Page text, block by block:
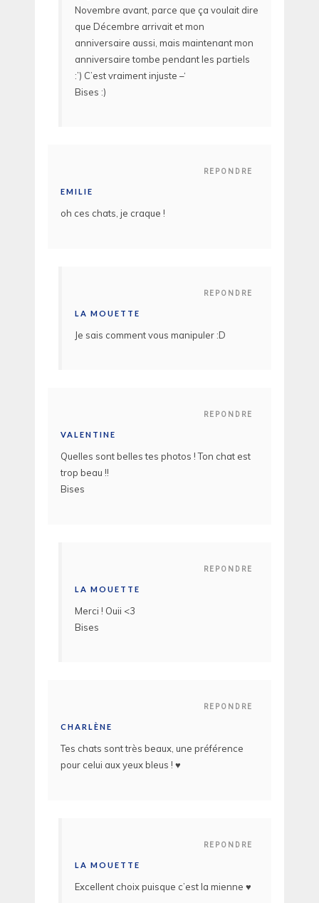
Novembre avant, parce que ça voulait dire
que Décembre arrivait et mon
anniversaire aussi, mais maintenant mon
anniversaire tombe pendant les partiels
:’) C’est vraiment injuste –‘
Bises :)
REPONDRE
EMILIE
oh ces chats, je craque !
REPONDRE
LA MOUETTE
Je sais comment vous manipuler :D
REPONDRE
VALENTINE
Quelles sont belles tes photos ! Ton chat est
trop beau !!
Bises
REPONDRE
LA MOUETTE
Merci ! Ouii <3
Bises
REPONDRE
CHARLÈNE
Tes chats sont très beaux, une préférence
pour celui aux yeux bleus ! ♥
REPONDRE
LA MOUETTE
Excellent choix puisque c’est la mienne ♥